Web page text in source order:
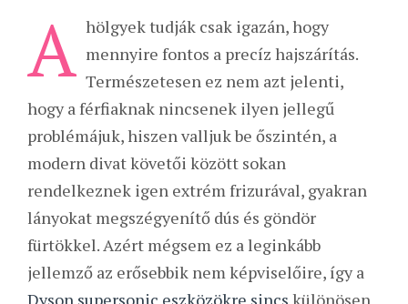
A hölgyek tudják csak igazán, hogy
mennyire fontos a precíz hajszárítás.
Természetesen ez nem azt jelenti,
hogy a férfiaknak nincsenek ilyen jellegű
problémájuk, hiszen valljuk be őszintén, a
modern divat követői között sokan
rendelkeznek igen extrém frizurával, gyakran
lányokat megszégyenítő dús és göndör
fürtökkel. Azért mégsem ez a leginkább
jellemző az erősebbik nem képviselőire, így a
Dyson supersonic eszközökre sincs különösen